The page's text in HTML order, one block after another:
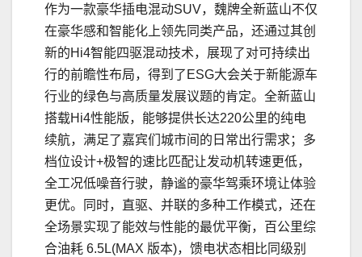
作为一款豪华插电混动SUV，魏牌全新蓝山不仅
在豪华感和智能化上领先同类产品，还通过其创
新的Hi4智能四驱混动技术，展现了对可持续出
行的前瞻性布局，得到了ESG大会关于新能源车
行业的绿色与高质量发展议题的肯定。全新蓝山
搭载Hi4性能版，能够提供长达220公里的纯电
续航，满足了嘉宾们城市间的日常出行需求；多
档位设计+极智的速比匹配让发动机转速更低，
全工况低噪音行驶，静谧的豪华驾乘环境让体验
更优。同时，直驱、并联的多种工作模式，还在
全场景实现了能效与性能的最优平衡，百公里综
合油耗 6.5L(MAX 版本)，馈电状态相比同级别